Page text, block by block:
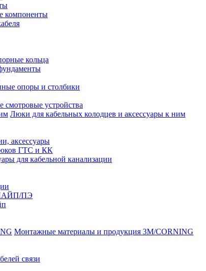
компоненты
кольца
опоры и столбики
устройства
Люки для кабельных колодцев и аксессуары к ним
аксессуары
ГТС и КК
для кабельной канализации
ПЭ
Монтажные материалы и продукция 3M/CORNING
связи